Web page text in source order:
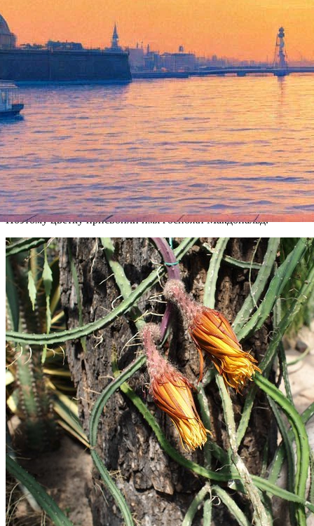
Сразу четыре бутона особенного, сверхкрупного вида
знаменитого кактуса «Царица ночи» сегодня готовы
порадовать петербуржцев в Ботаническом саду. Речь идет о
бутонах Селеницереус госпожи Макдональд — уникального
вида, названного по фамилии женщины, приславшей в
первой половине XIX века это чудо в Королевский
ботанический сад в Лондоне.
Растение изначально родом из Гондураса и Бразилии. К тому
моменту, когда о нем стало известно ботаникам, слово
«грандифлорус» (крупноцветковый) уже было взято для
другого сорта, и повторно использовать его было нельзя.
Поэтому цветку присвоили имя госпожи Макдональд.